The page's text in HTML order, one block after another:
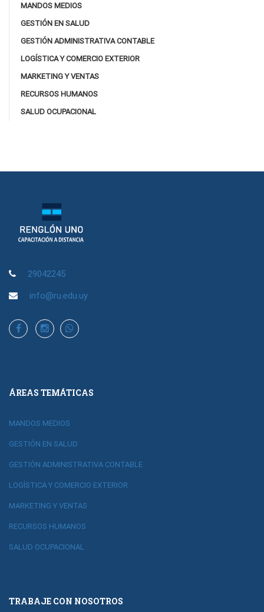
MANDOS MEDIOS
GESTIÓN EN SALUD
GESTIÓN ADMINISTRATIVA CONTABLE
LOGÍSTICA Y COMERCIO EXTERIOR
MARKETING Y VENTAS
RECURSOS HUMANOS
SALUD OCUPACIONAL
29042245
info@ru.edu.uy
ÁREAS TEMÁTICAS
MANDOS MEDIOS
GESTIÓN EN SALUD
GESTIÓN ADMINISTRATIVA CONTABLE
LOGÍSTICA Y COMERCIO EXTERIOR
MARKETING Y VENTAS
RECURSOS HUMANOS
SALUD OCUPACIONAL
TRABAJE CON NOSOTROS